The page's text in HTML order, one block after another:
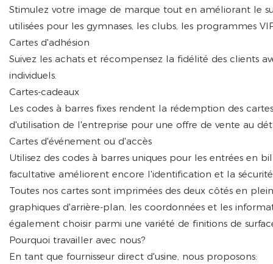
Stimulez votre image de marque tout en améliorant le
utilisées pour les gymnases, les clubs, les programmes
Cartes d'adhésion
Suivez les achats et récompensez la fidélité des clients
individuels.
Cartes-cadeaux
Les codes à barres fixes rendent la rédemption des
d'utilisation de l'entreprise pour une offre de vente au
Cartes d'événement ou d'accès
Utilisez des codes à barres uniques pour les entrées en
facultative améliorent encore l'identification et la
Toutes nos cartes sont imprimées des deux côtés en
graphiques d'arrière-plan, les coordonnées et les
également choisir parmi une variété de finitions de
Pourquoi travailler avec nous?
En tant que fournisseur direct d'usine, nous proposons: